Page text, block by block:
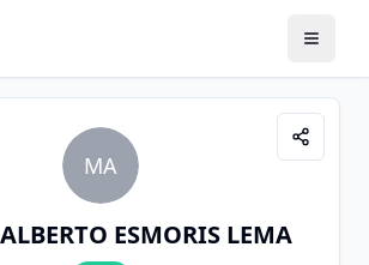
MA
ESMORIS LEMA